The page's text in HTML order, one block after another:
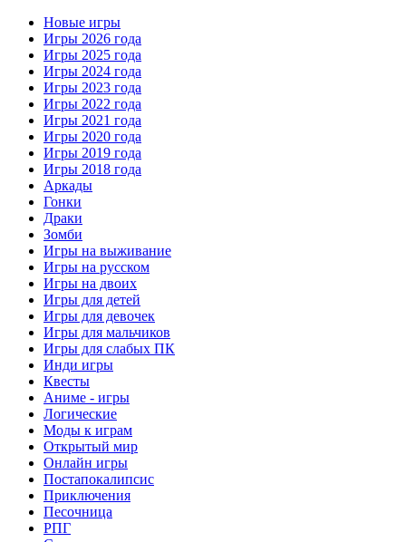
Новые игры
Игры 2026 года
Игры 2025 года
Игры 2024 года
Игры 2023 года
Игры 2022 года
Игры 2021 года
Игры 2020 года
Игры 2019 года
Игры 2018 года
Аркады
Гонки
Драки
Зомби
Игры на выживание
Игры на русском
Игры на двоих
Игры для детей
Игры для девочек
Игры для мальчиков
Игры для слабых ПК
Инди игры
Квесты
Аниме - игры
Логические
Моды к играм
Открытый мир
Онлайн игры
Постапокалипсис
Приключения
Песочница
РПГ